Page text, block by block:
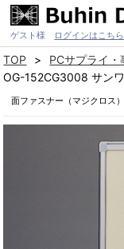
ゲスト様 ログインはこちら
TOP
PCサプライ・
OG-152CG3008 サン
面ファスナー（マジクロス